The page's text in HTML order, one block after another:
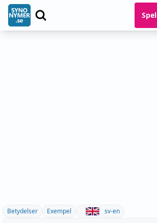
Spel
Betydelser Exempel sv-en